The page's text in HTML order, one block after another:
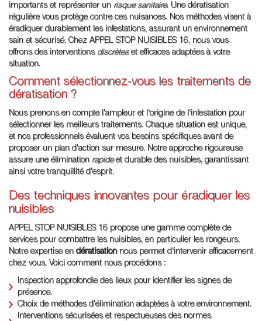
importants et représenter un risque sanitaire. Une dératisation
régulière vous protège contre ces nuisances. Nos méthodes visent à
éradiquer durablement les infestations, assurant un environnement
sain et sécurisé. Chez APPEL STOP NUISIBLES 16, nous vous
offrons des interventions discrèteset efficaces adaptées à votre
situation.
Comment sélectionnez-vous les traitements de
dératisation ?
Nous prenons en compte l'ampleur et l'origine de l'infestation pour
sélectionner les meilleurs traitements. Chaque situation est unique,
et nos professionnels évaluent vos besoins spécifiques avant de
proposer un plan d'action sur mesure. Notre approche rigoureuse
assure une élimination rapideet durable des nuisibles, garantissant
ainsi votre tranquillité d'esprit.
Des techniques innovantes pour éradiquer les
nuisibles
APPEL STOP NUISIBLES 16 propose une gamme complète de
services pour combattre les nuisibles, en particulier les rongeurs.
Notre expertise en dératisationnous permet d'intervenir efficacement
chez vous. Voici comment nous procédons :
Inspection approfondie des lieux pour identifier les signes de
présence.
Choix de méthodes d'élimination adaptées à votre environnement.
Interventions sécurisées et respectueuses des normes